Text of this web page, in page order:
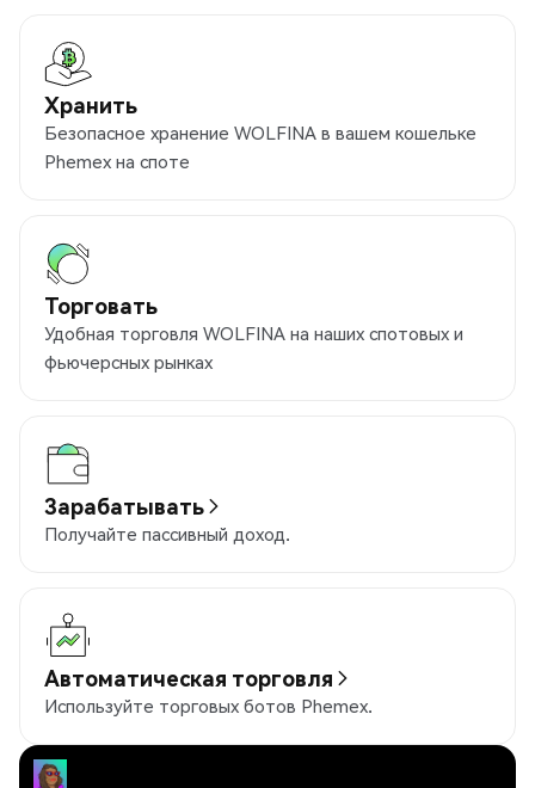
Хранить
Безопасное хранение WOLFINA в вашем кошельке
Phemex на споте
Торговать
Удобная торговля WOLFINA на наших спотовых и
фьючерсных рынках
Зарабатывать
Получайте пассивный доход.
Автоматическая торговля
Используйте торговых ботов Phemex.